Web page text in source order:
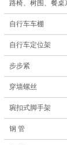
路椅、树围、餐桌
自行车车棚
自行车定位架
步步紧
穿墙螺丝
琬扣式脚手架
钢 管